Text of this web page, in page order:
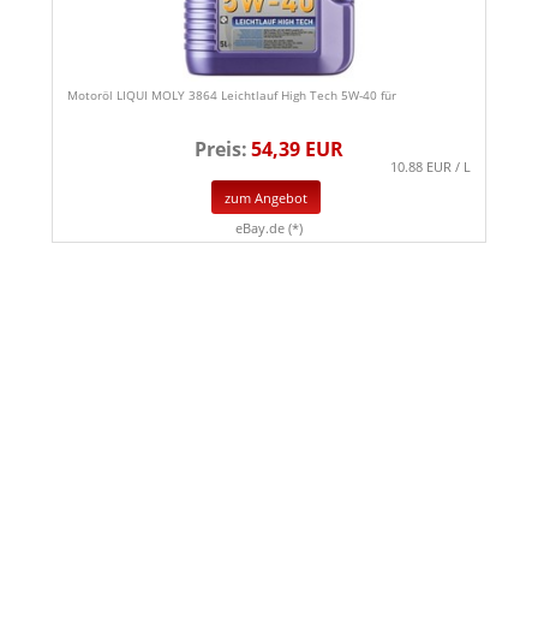
Motoröl LIQUI MOLY 3864 Leichtlauf High Tech 5W-40 für
Preis:54,39 EUR
10.88 EUR / L
zum Angebot
eBay.de (*)